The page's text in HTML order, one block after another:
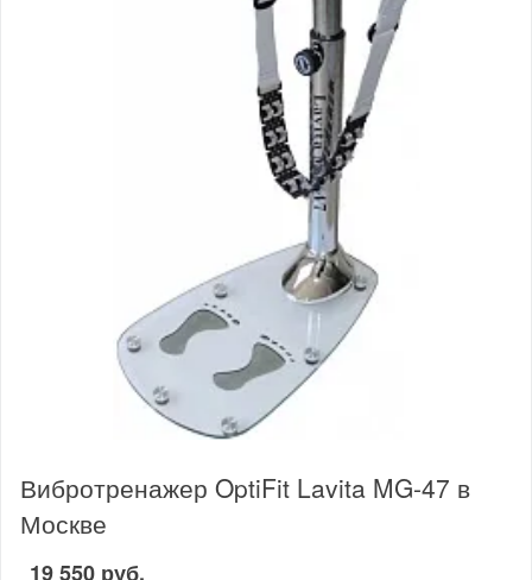
Вибротренажер OptiFit Lavita MG-47 в
Москве
19 550 руб.